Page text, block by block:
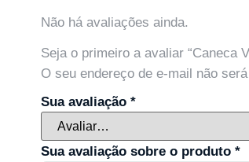
Não há avaliações ainda.
Seja o primeiro a avaliar “Caneca
O seu endereço de e-mail não
Sua avaliação *
Sua avaliação sobre o produto *